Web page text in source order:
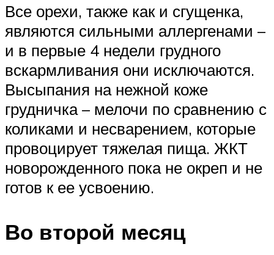
Все орехи, также как и сгущенка,
являются сильными аллергенами –
и в первые 4 недели грудного
вскармливания они исключаются.
Высыпания на нежной коже
грудничка – мелочи по сравнению с
коликами и несварением, которые
провоцирует тяжелая пища. ЖКТ
новорожденного пока не окреп и не
готов к ее усвоению.
Во второй месяц